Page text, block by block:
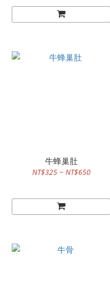
牛蜂巢肚
NT$325 ~ NT$650